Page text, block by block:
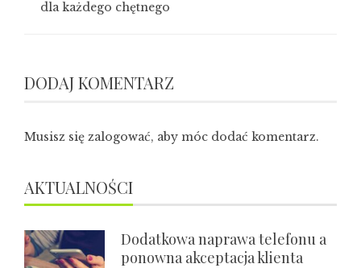
dla każdego chętnego
DODAJ KOMENTARZ
Musisz się zalogować, aby móc dodać komentarz.
AKTUALNOŚCI
Dodatkowa naprawa telefonu a
ponowna akceptacja klienta